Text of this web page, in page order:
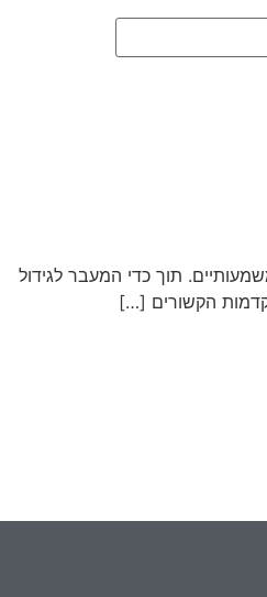
תוך כדי המעבר לגידול
הקשורים […]